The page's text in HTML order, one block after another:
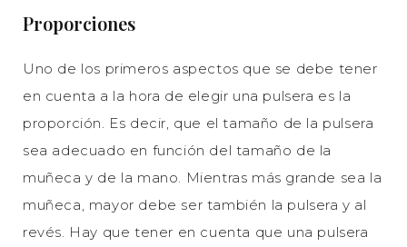
Proporciones
Uno de los primeros aspectos que se debe tener
en cuenta a la hora de elegir una pulsera es la
proporción. Es decir, que el tamaño de la pulsera
sea adecuado en función del tamaño de la
muñeca y de la mano. Mientras más grande sea la
muñeca, mayor debe ser también la pulsera y al
revés. Hay que tener en cuenta que una pulsera